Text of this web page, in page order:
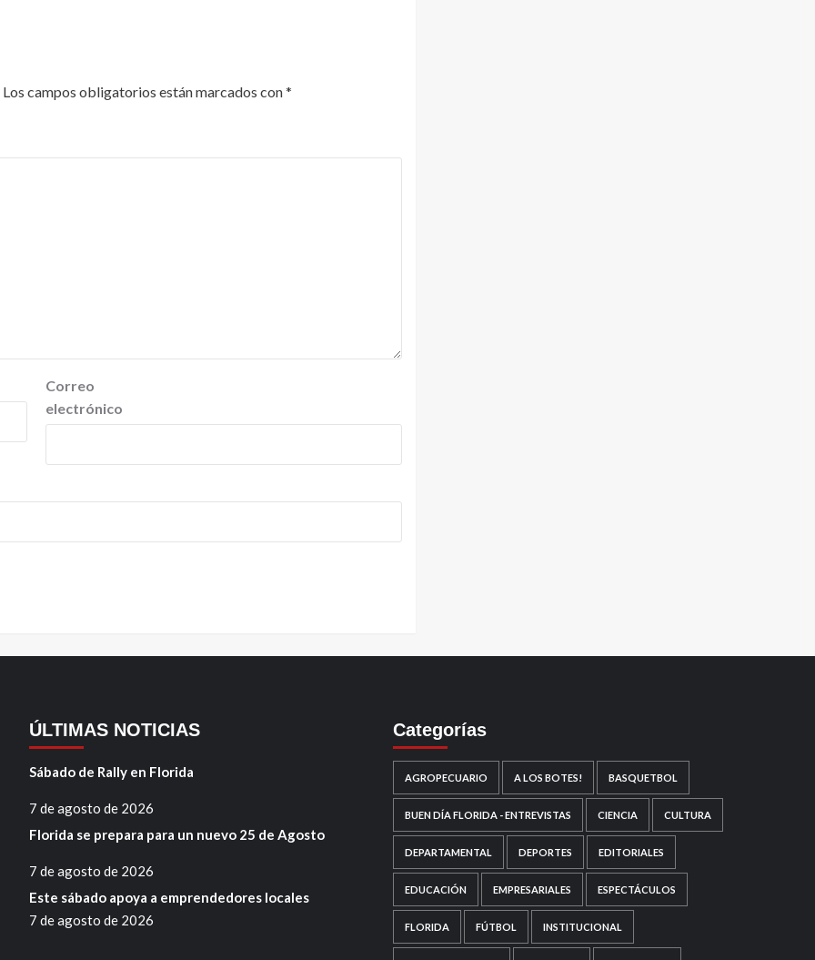
Los campos obligatorios están marcados con*
Correo
electrónico
ÚLTIMAS NOTICIAS
Sábado de Rally en Florida
7 de agosto de 2026
Florida se prepara para un nuevo 25 de Agosto
7 de agosto de 2026
Este sábado apoya a emprendedores locales
7 de agosto de 2026
Categorías
AGROPECUARIO A LOS BOTES! BASQUETBOL
BUEN DÍA FLORIDA - ENTREVISTAS CIENCIA CULTURA
DEPARTAMENTAL DEPORTES EDITORIALES
EDUCACIÓN EMPRESARIALES ESPECTÁCULOS
FLORIDA FÚTBOL INSTITUCIONAL